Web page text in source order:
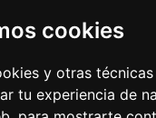
cookies
y otras
tu experiencia de